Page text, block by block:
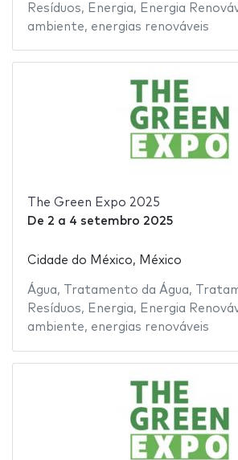
Resíduos, Energia, Energia
ambiente, energias renováveis
The Green Expo 2025
De 2 a 4 setembro 2025
Cidade do México, México
Água, Tratamento da Água,
Resíduos, Energia, Energia
ambiente, energias renováveis